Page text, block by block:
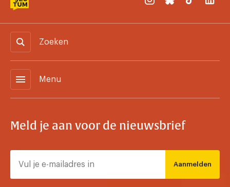
Zoeken
menu Menu
Meld je aan voor de nieuwsbrief
Aanmelden